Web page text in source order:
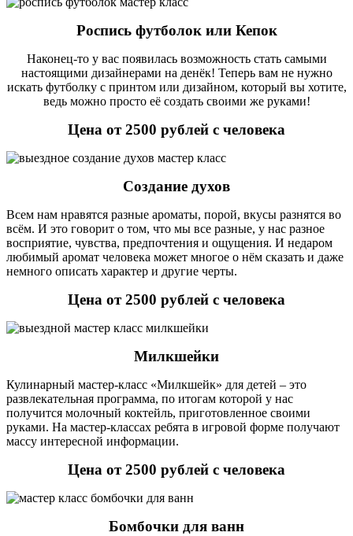
Роспись футболок или Кепок
Наконец-то у вас появилась возможность стать самыми
настоящими дизайнерами на денёк! Теперь вам не нужно
искать футболку с принтом или дизайном, который вы хотите,
ведь можно просто её создать своими же руками!
Цена от 2500 рублей с человека
Создание духов
Всем нам нравятся разные ароматы, порой, вкусы разнятся во
всём. И это говорит о том, что мы все разные, у нас разное
восприятие, чувства, предпочтения и ощущения. И недаром
любимый аромат человека может многое о нём сказать и даже
немного описать характер и другие черты.
Цена от 2500 рублей с человека
Милкшейки
Кулинарный мастер-класс «Милкшейк» для детей – это
развлекательная программа, по итогам которой у нас
получится молочный коктейль, приготовленное своими
руками. На мастер-классах ребята в игровой форме получают
массу интересной информации.
Цена от 2500 рублей с человека
Бомбочки для ванн